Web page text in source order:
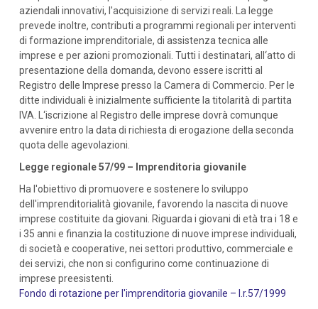
aziendali innovativi, l'acquisizione di servizi reali. La legge
prevede inoltre, contributi a programmi regionali per interventi
di formazione imprenditoriale, di assistenza tecnica alle
imprese e per azioni promozionali. Tutti i destinatari, all‘atto di
presentazione della domanda, devono essere iscritti al
Registro delle Imprese presso la Camera di Commercio. Per le
ditte individuali è inizialmente sufficiente la titolarità di partita
IVA. L‘iscrizione al Registro delle imprese dovrà comunque
avvenire entro la data di richiesta di erogazione della seconda
quota delle agevolazioni.
Legge regionale 57/99 – Imprenditoria giovanile
Ha l'obiettivo di promuovere e sostenere lo sviluppo
dell'imprenditorialità giovanile, favorendo la nascita di nuove
imprese costituite da giovani. Riguarda i giovani di età tra i 18 e
i 35 anni e finanzia la costituzione di nuove imprese individuali,
di società e cooperative, nei settori produttivo, commerciale e
dei servizi, che non si configurino come continuazione di
imprese preesistenti.
Fondo di rotazione per l'imprenditoria giovanile – l.r.57/1999